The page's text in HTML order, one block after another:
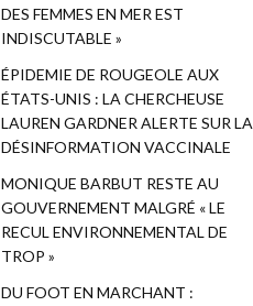
DES FEMMES EN MER EST
INDISCUTABLE »
ÉPIDEMIE DE ROUGEOLE AUX
ÉTATS-UNIS : LA CHERCHEUSE
LAUREN GARDNER ALERTE SUR LA
DÉSINFORMATION VACCINALE
MONIQUE BARBUT RESTE AU
GOUVERNEMENT MALGRÉ « LE
RECUL ENVIRONNEMENTAL DE
TROP »
DU FOOT EN MARCHANT :